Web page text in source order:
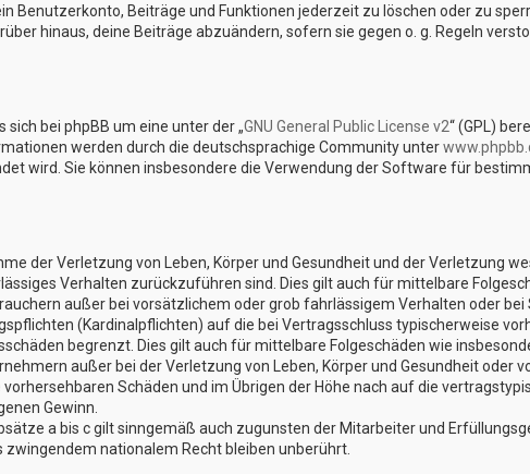
Benutzerkonto, Beiträge und Funktionen jederzeit zu löschen oder zu
hinaus, deine Beiträge abzuändern, sofern sie gegen o. g. Regeln
sich bei phpBB um eine unter der „GNU General Public License v2“ (GPL)
werden durch die deutschsprachige Community unter
wird. Sie können insbesondere die Verwendung der Software für
der Verletzung von Leben, Körper und Gesundheit und der Verletzung
Verhalten zurückzuführen sind. Dies gilt auch für mittelbare
außer bei vorsätzlichem oder grob fahrlässigem Verhalten oder
(Kardinalpflichten) auf die bei Vertragsschluss typischerweise
begrenzt. Dies gilt auch für mittelbare Folgeschäden wie
außer bei der Verletzung von Leben, Körper und Gesundheit
Schäden und im Übrigen der Höhe nach auf die
Gewinn.
a bis c gilt sinngemäß auch zugunsten der Mitarbeiter und
nationalem Recht bleiben unberührt.